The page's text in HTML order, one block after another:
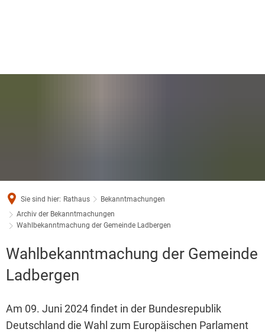
Sie sind hier: Rathaus
Bekanntmachungen
Archiv der Bekanntmachungen
Wahlbekanntmachung der Gemeinde Ladbergen
Wahlbekanntmachung der Gemeinde
Ladbergen
Am 09. Juni 2024 findet in der Bundesrepublik
Deutschland die Wahl zum Europäischen Parlament